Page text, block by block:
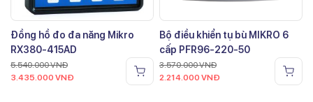
Đồng hồ đo đa năng Mikro
RX380-415AD
5.540.000VNĐ
3.435.000 VNĐ
Bộ điều khiển tụ bù MIKRO 6
cấp PFR96-220-50
3.570.000VNĐ
2.214.000 VNĐ